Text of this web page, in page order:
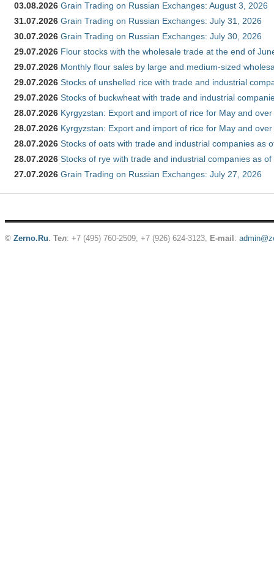
03.08.2026 Grain Trading on Russian Exchanges: August 3, 2026
31.07.2026 Grain Trading on Russian Exchanges: July 31, 2026
30.07.2026 Grain Trading on Russian Exchanges: July 30, 2026
29.07.2026 Flour stocks with the wholesale trade at the end of
29.07.2026 Monthly flour sales by large and medium-sized
29.07.2026 Stocks of unshelled rice with trade and industrial
29.07.2026 Stocks of buckwheat with trade and industrial
28.07.2026 Kyrgyzstan: Export and import of rice for May and
28.07.2026 Kyrgyzstan: Export and import of rice for May and
28.07.2026 Stocks of oats with trade and industrial companies as
28.07.2026 Stocks of rye with trade and industrial companies as
27.07.2026 Grain Trading on Russian Exchanges: July 27, 2026
© Zerno.Ru. Тел: +7 (495) 760-2509, +7 (926) 624-3123, E-mail :